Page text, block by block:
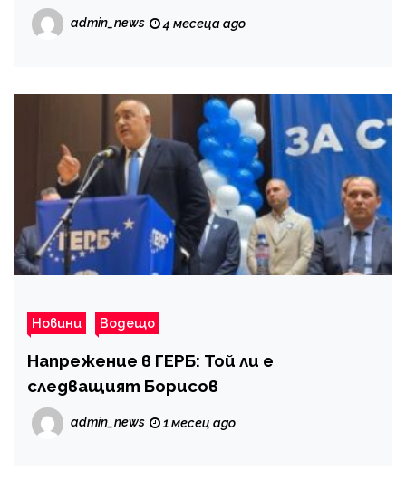
процедури
admin_news 4 месеца ago
Новини Водещо
Напрежение в ГЕРБ: Той ли е
следващият Борисов
admin_news 1 месец ago